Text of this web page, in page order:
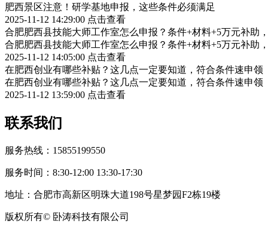
肥西景区注意！研学基地申报，这些条件必须满足
2025-11-12 14:29:00 点击查看
合肥肥西县技能大师工作室怎么申报？条件+材料+5万元补助
合肥肥西县技能大师工作室怎么申报？条件+材料+5万元补助
2025-11-12 14:05:00 点击查看
在肥西创业有哪些补贴？这几点一定要知道，符合条件速申领
在肥西创业有哪些补贴？这几点一定要知道，符合条件速申领
2025-11-12 13:59:00 点击查看
联系我们
服务热线：15855199550
服务时间：8:30-12:00 13:30-17:30
地址：合肥市高新区明珠大道198号星梦园F2栋19楼
版权所有© 卧涛科技有限公司